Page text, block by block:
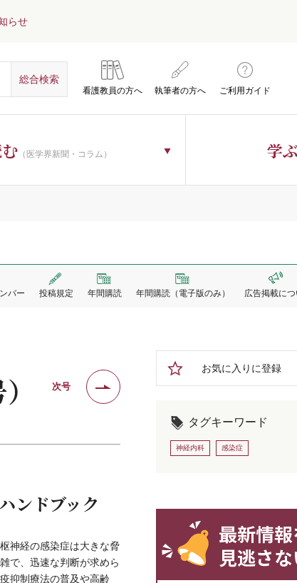
らせ
看護教員の方へ 執筆者の方へ ご利用ガイド
（医学界新聞・コラム） 学ぶ
バー 投稿規定 年間購読 年間購読 （電子版のみ） 広告掲載に
次号
ンドブック
神経の感染症は大きな脅
で、迅速な判断が求めら
抑制療法の普及や高齢
お気に入りに登録
タグキーワード
神経内科 感染症